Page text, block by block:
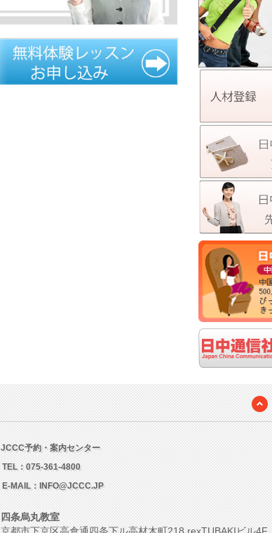
JCCC予約・案内センター
TEL：075-361-4800
E-MAIL：INFO@JCCC.JP
四条烏丸教室